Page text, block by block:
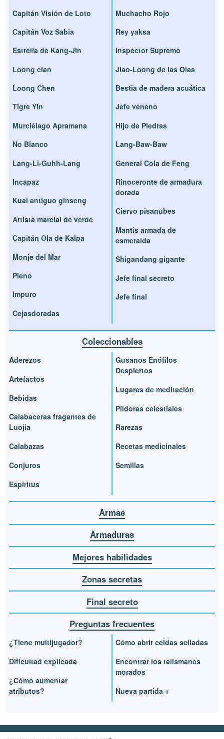
Capitán Visión de Loto
Capitán Voz Sabia
Estrella de Kang-Jin
Loong cian
Loong Chen
Tigre Yin
Murciélago Apramana
No Blanco
Lang-Li-Guhh-Lang
Incapaz
Kuai antiguo ginseng
Artista marcial de verde
Capitán Ola de Kalpa
Monje del Mar
Pleno
Impuro
Cejasdoradas
Muchacho Rojo
Rey yaksa
Inspector Supremo
Jiao-Loong de las Olas
Bestia de madera acuática
Jefe veneno
Hijo de Piedras
Lang-Baw-Baw
General Cola de Feng
Rinoceronte de armadura
dorada
Ciervo pisanubes
Mantis armada de
esmeralda
Shigandang gigante
Jefe final secreto
Jefe final
Coleccionables
Aderezos
Artefactos
Bebidas
Calabaceras fragantes de
Luojia
Calabazas
Conjuros
Espíritus
Gusanos Enófilos
Despiertos
Lugares de meditación
Píldoras celestiales
Rarezas
Recetas medicinales
Semillas
Armas
Armaduras
Mejores habilidades
Zonas secretas
Final secreto
Preguntas frecuentes
¿Tiene multijugador?
Dificultad explicada
¿Cómo aumentar
atributos?
Cómo abrir celdas selladas
Encontrar los talismanes
morados
Nueva partida +